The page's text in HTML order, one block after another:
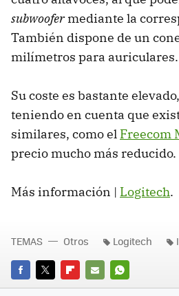
subwoofermediante la
También dispone de un
milímetros para auriculares.
Su coste es bastante
teniendo en cuenta que
similares, como el Freecom
precio mucho más reducido.
Más información | Logitech.
FACEBOOK
TWITTERFLIPBOARD
E-
WHATSAPP
TEMAS Otros Logitech